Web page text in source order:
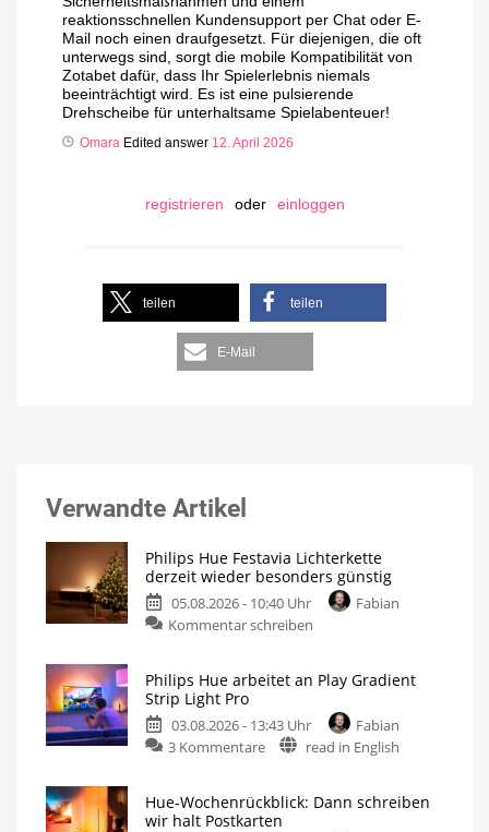
reaktionsschnellen Kundensupport per Chat oder E-
Mail noch einen draufgesetzt. Für diejenigen, die oft
unterwegs sind, sorgt die mobile Kompatibilität von
Zotabet dafür, dass Ihr Spielerlebnis niemals
beeinträchtigt wird. Es ist eine pulsierende
Drehscheibe für unterhaltsame Spielabenteuer!
Omara Edited answer 12. April 2026
registrieren oder einloggen
teilen teilen
E-Mail
Verwandte Artikel
Philips Hue Festavia Lichterkette
derzeit wieder besonders günstig
05.08.2026 - 10:40 Uhr
Fabian
Kommentar schreiben
Philips Hue arbeitet an Play Gradient
Strip Light Pro
03.08.2026 - 13:43 Uhr
Fabian
3 Kommentare
read in English
Hue-Wochenrückblick: Dann schreiben
wir halt Postkarten